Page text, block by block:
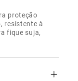
proteção
resistente à
fique suja,